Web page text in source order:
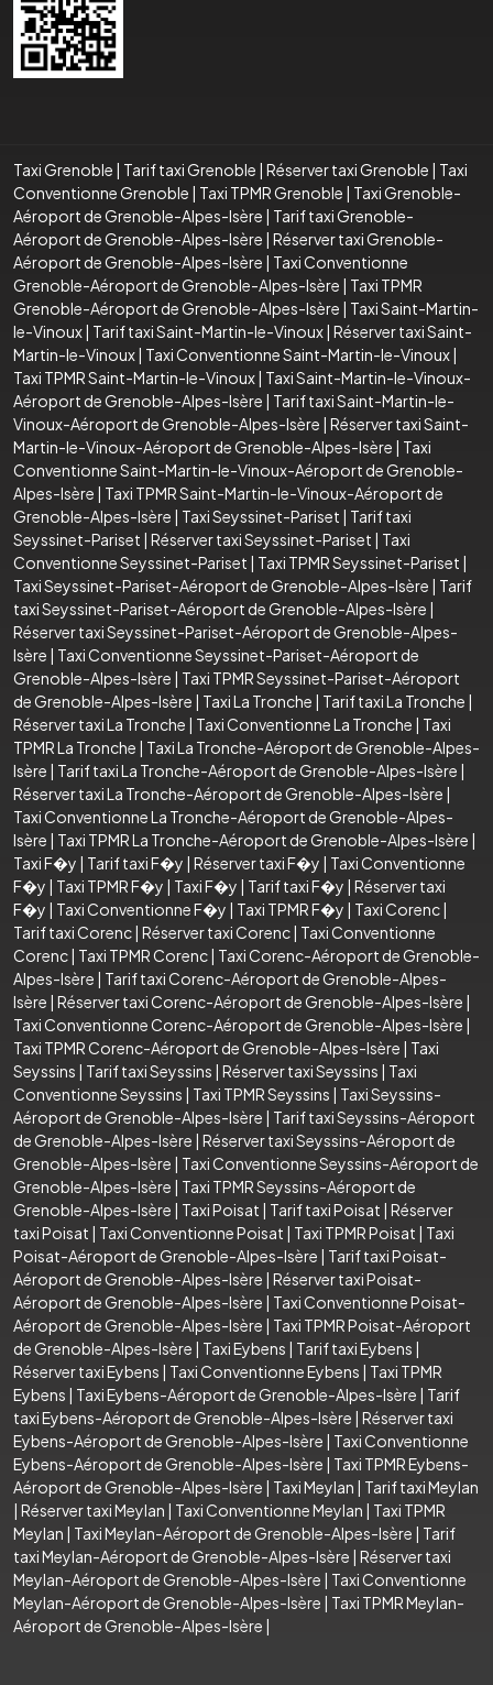
Taxi Grenoble | Tarif taxi Grenoble | Réserver taxi Grenoble | Taxi
Conventionne Grenoble | Taxi TPMR Grenoble | Taxi Grenoble-
Aéroport de Grenoble-Alpes-Isère | Tarif taxi Grenoble-
Aéroport de Grenoble-Alpes-Isère | Réserver taxi Grenoble-
Aéroport de Grenoble-Alpes-Isère | Taxi Conventionne
Grenoble-Aéroport de Grenoble-Alpes-Isère | Taxi TPMR
Grenoble-Aéroport de Grenoble-Alpes-Isère | Taxi Saint-Martin-
le-Vinoux| Tarif taxi Saint-Martin-le-Vinoux| Réserver taxi Saint-
Martin-le-Vinoux| Taxi Conventionne Saint-Martin-le-Vinoux|
Taxi TPMR Saint-Martin-le-Vinoux| Taxi Saint-Martin-le-Vinoux-
Aéroport de Grenoble-Alpes-Isère | Tarif taxi Saint-Martin-le-
Vinoux-Aéroport de Grenoble-Alpes-Isère | Réserver taxi Saint-
Martin-le-Vinoux-Aéroport de Grenoble-Alpes-Isère | Taxi
Conventionne Saint-Martin-le-Vinoux-Aéroport de Grenoble-
Alpes-Isère | Taxi TPMR Saint-Martin-le-Vinoux-Aéroport de
Grenoble-Alpes-Isère | Taxi Seyssinet-Pariset | Tarif taxi
Seyssinet-Pariset | Réserver taxi Seyssinet-Pariset | Taxi
Conventionne Seyssinet-Pariset | Taxi TPMR Seyssinet-Pariset |
Taxi Seyssinet-Pariset-Aéroport de Grenoble-Alpes-Isère | Tarif
taxi Seyssinet-Pariset-Aéroport de Grenoble-Alpes-Isère |
Réserver taxi Seyssinet-Pariset-Aéroport de Grenoble-Alpes-
Isère | Taxi Conventionne Seyssinet-Pariset-Aéroport de
Grenoble-Alpes-Isère | Taxi TPMR Seyssinet-Pariset-Aéroport
de Grenoble-Alpes-Isère | Taxi La Tronche | Tarif taxi La Tronche |
Réserver taxi La Tronche | Taxi Conventionne La Tronche | Taxi
TPMR La Tronche | Taxi La Tronche-Aéroport de Grenoble-Alpes-
Isère | Tarif taxi La Tronche-Aéroport de Grenoble-Alpes-Isère |
Réserver taxi La Tronche-Aéroport de Grenoble-Alpes-Isère |
Taxi Conventionne La Tronche-Aéroport de Grenoble-Alpes-
Isère | Taxi TPMR La Tronche-Aéroport de Grenoble-Alpes-Isère |
Taxi F�y | Tarif taxi F�y | Réserver taxi F�y | Taxi Conventionne
F�y | Taxi TPMR F�y | Taxi F�y | Tarif taxi F�y | Réserver taxi
F�y | Taxi Conventionne F�y | Taxi TPMR F�y | Taxi Corenc|
Tarif taxi Corenc| Réserver taxi Corenc| Taxi Conventionne
Corenc| Taxi TPMR Corenc| Taxi Corenc-Aéroport de Grenoble-
Alpes-Isère | Tarif taxi Corenc-Aéroport de Grenoble-Alpes-
Isère | Réserver taxi Corenc-Aéroport de Grenoble-Alpes-Isère |
Taxi Conventionne Corenc-Aéroport de Grenoble-Alpes-Isère |
Taxi TPMR Corenc-Aéroport de Grenoble-Alpes-Isère | Taxi
Seyssins | Tarif taxi Seyssins | Réserver taxi Seyssins | Taxi
Conventionne Seyssins | Taxi TPMR Seyssins | Taxi Seyssins-
Aéroport de Grenoble-Alpes-Isère | Tarif taxi Seyssins-Aéroport
de Grenoble-Alpes-Isère | Réserver taxi Seyssins-Aéroport de
Grenoble-Alpes-Isère | Taxi Conventionne Seyssins-Aéroport de
Grenoble-Alpes-Isère | Taxi TPMR Seyssins-Aéroport de
Grenoble-Alpes-Isère | Taxi Poisat | Tarif taxi Poisat | Réserver
taxi Poisat | Taxi Conventionne Poisat | Taxi TPMR Poisat | Taxi
Poisat-Aéroport de Grenoble-Alpes-Isère | Tarif taxi Poisat-
Aéroport de Grenoble-Alpes-Isère | Réserver taxi Poisat-
Aéroport de Grenoble-Alpes-Isère | Taxi Conventionne Poisat-
Aéroport de Grenoble-Alpes-Isère | Taxi TPMR Poisat-Aéroport
de Grenoble-Alpes-Isère | Taxi Eybens | Tarif taxi Eybens |
Réserver taxi Eybens | Taxi Conventionne Eybens | Taxi TPMR
Eybens | Taxi Eybens-Aéroport de Grenoble-Alpes-Isère | Tarif
taxi Eybens-Aéroport de Grenoble-Alpes-Isère | Réserver taxi
Eybens-Aéroport de Grenoble-Alpes-Isère | Taxi Conventionne
Eybens-Aéroport de Grenoble-Alpes-Isère | Taxi TPMR Eybens-
Aéroport de Grenoble-Alpes-Isère | Taxi Meylan | Tarif taxi Meylan
| Réserver taxi Meylan | Taxi Conventionne Meylan | Taxi TPMR
Meylan | Taxi Meylan-Aéroport de Grenoble-Alpes-Isère | Tarif
taxi Meylan-Aéroport de Grenoble-Alpes-Isère | Réserver taxi
Meylan-Aéroport de Grenoble-Alpes-Isère | Taxi Conventionne
Meylan-Aéroport de Grenoble-Alpes-Isère | Taxi TPMR Meylan-
Aéroport de Grenoble-Alpes-Isère |